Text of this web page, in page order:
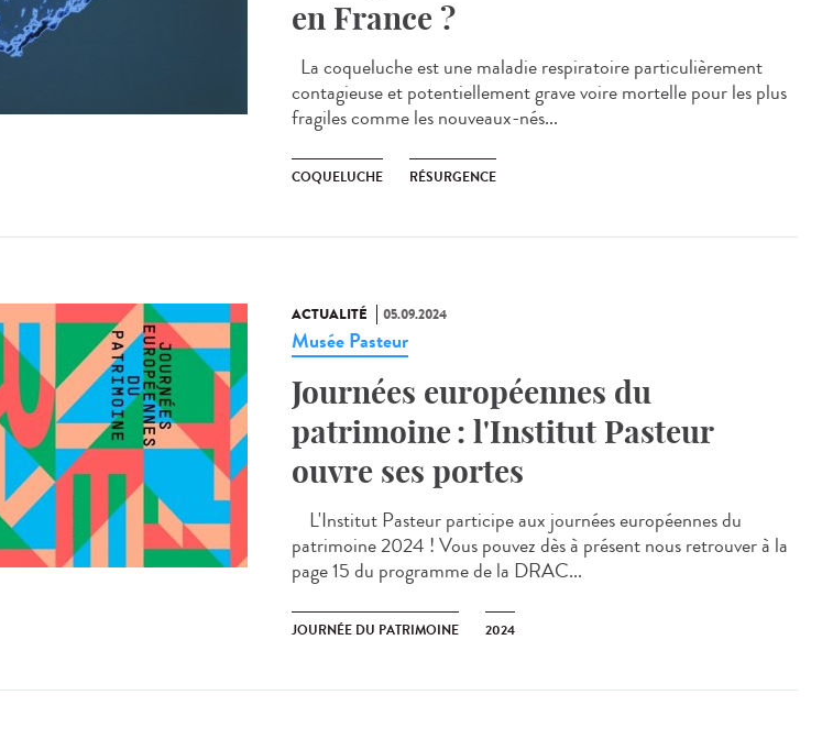
en France ?
La coqueluche est une maladie respiratoire particulièrement
contagieuse et potentiellement grave voire mortelle pour les plus
fragiles comme les nouveaux-nés...
COQUELUCHE RÉSURGENCE
ACTUALITÉ 05.09.2024
Musée Pasteur
Journées européennes du
patrimoine : l'Institut Pasteur
ouvre ses portes
L'Institut Pasteur participe aux journées européennes du
patrimoine 2024 ! Vous pouvez dès à présent nous retrouver à la
page 15 du programme de la DRAC...
JOURNÉE DU PATRIMOINE 2024